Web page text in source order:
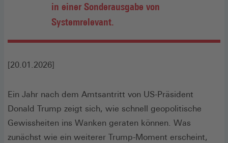
in einer Sonderausgabe von
Systemrelevant.
[20.01.2026]
Ein Jahr nach dem Amtsantritt von US-Präsident
Donald Trump zeigt sich, wie schnell geopolitische
Gewissheiten ins Wanken geraten können. Was
zunächst wie ein weiterer Trump-Moment erscheint,